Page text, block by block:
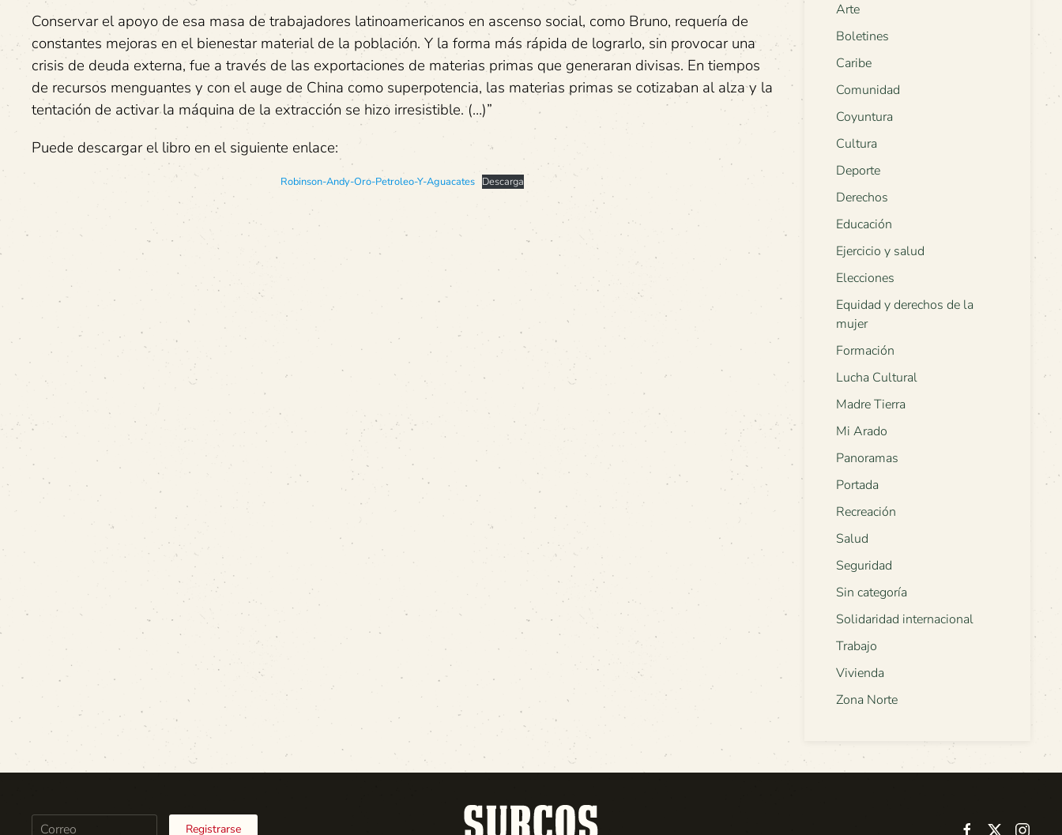
Conservar el apoyo de esa masa de trabajadores latinoamericanos en ascenso social, como Bruno, requería de
constantes mejoras en el bienestar material de la población. Y la forma más rápida de lograrlo, sin provocar una
crisis de deuda externa, fue a través de las exportaciones de materias primas que generaran divisas. En tiempos
de recursos menguantes y con el auge de China como superpotencia, las materias primas se cotizaban al alza y la
tentación de activar la máquina de la extracción se hizo irresistible. (…)”
Puede descargar el libro en el siguiente enlace:
Robinson-Andy-Oro-Petroleo-Y-Aguacates Descarga
Arte
Boletines
Caribe
Comunidad
Coyuntura
Cultura
Deporte
Derechos
Educación
Ejercicio y salud
Elecciones
Equidad y derechos de la
mujer
Formación
Lucha Cultural
Madre Tierra
Mi Arado
Panoramas
Portada
Recreación
Salud
Seguridad
Sin categoría
Solidaridad internacional
Trabajo
Vivienda
Zona Norte
Registrarse